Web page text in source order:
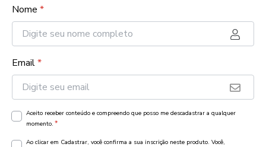
Nome *
Email*
Aceito receber conteúdo e compreendo que posso me descadastrar a qualquer
momento. *
Ao clicar em Cadastrar, você confirma a sua inscrição neste produto. Você,